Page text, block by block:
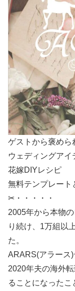
ゲストから褒めら
ウェディングアイ
花嫁DIYレシピ
無料テンプレート
✂・・・・・
2005年から本物
り続け、1万組以
た。
ARARS(アラース)
2020年夫の海外
ることになったこ